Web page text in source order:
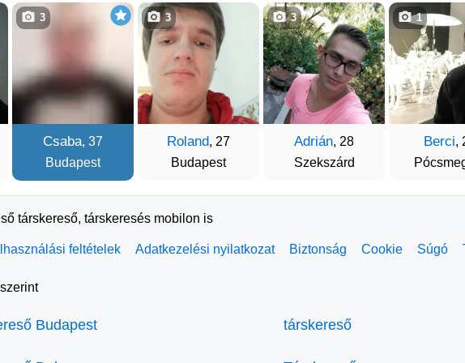
Csaba, 37
Budapest
3
Roland, 27
Budapest
3
Adrián, 28
Szekszárd
3
Berci,
1
társkereső, társkeresés mobilon is
feltételek Adatkezelési nyilatkozat Biztonság Cookie Súgó
Budapest társkereső